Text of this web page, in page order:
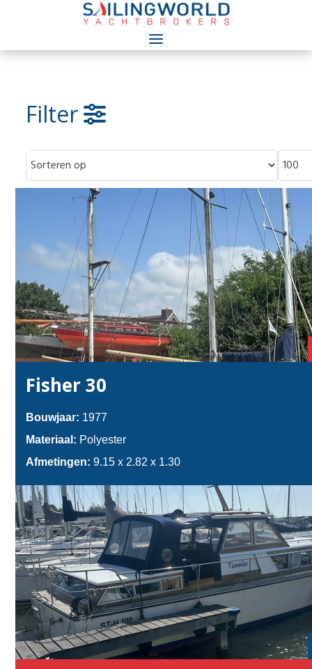
Filter
Fisher 30
Bouwjaar: 1977
Materiaal: Polyester
Afmetingen: 9.15 x 2.82 x 1.30